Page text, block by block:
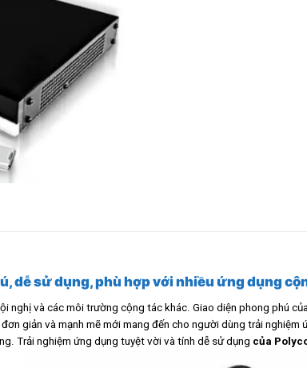
dễ sử dụng, phù hợp với nhiều ứng dụng
nghị và các môi trường cộng tác khác. Giao diện phong phú
giản và mạnh mẽ mới mang đến cho người dùng trải
Trải nghiệm ứng dụng tuyệt vời và tính dễ sử dụng của